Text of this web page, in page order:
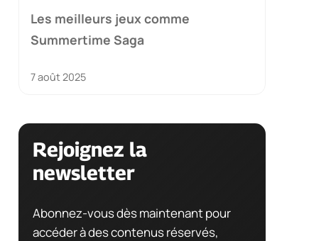
Les meilleurs jeux comme
Summertime Saga
7 août 2025
Rejoignez la
newsletter
Abonnez-vous dès maintenant pour
accéder à des contenus réservés,